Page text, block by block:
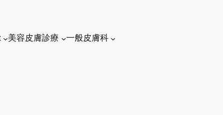
美容皮膚診療 一般皮膚科